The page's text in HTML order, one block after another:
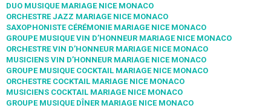
DUO MUSIQUE MARIAGE NICE MONACO
ORCHESTRE JAZZ MARIAGE NICE MONACO
SAXOPHONISTE CÉRÉMONIE MARIAGE NICE MONACO
GROUPE MUSIQUE VIN D’HONNEUR MARIAGE NICE MONACO
ORCHESTRE VIN D’HONNEUR MARIAGE NICE MONACO
MUSICIENS VIN D’HONNEUR MARIAGE NICE MONACO
GROUPE MUSIQUE COCKTAIL MARIAGE NICE MONACO
ORCHESTRE COCKTAIL MARIAGE NICE MONACO
MUSICIENS COCKTAIL MARIAGE NICE MONACO
GROUPE MUSIQUE DÎNER MARIAGE NICE MONACO